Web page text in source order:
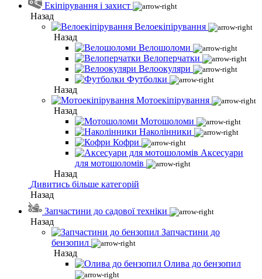
Екіпірування і захист
Назад
Велоекіпірування
Назад
Велошоломи
Велоперчатки
Велоокуляри
Футболки
Назад
Мотоекіпірування
Назад
Мотошоломи
Наколінники
Кофри
Аксесуари
для мотошоломів
Назад
Дивитись більше категорій
Назад
Запчастини до садової техніки
Назад
Запчастини до
бензопил
Назад
Олива до бензопил